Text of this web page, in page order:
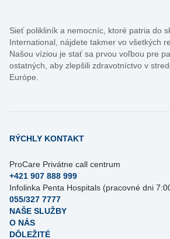
Sieť polikliník a nemocníc, ktoré patria do
International, nájdete takmer vo všetkých
Našou víziou je stať sa prvou voľbou pre
ostatných, aby zlepšili zdravotníctvo v
Európe.
RÝCHLY KONTAKT
ProCare Privátne call centrum
+421 907 888 999
Infolinka Penta Hospitals (pracovné dni
055/327 7777
NAŠE SLUŽBY
O NÁS
DÔLEŽITÉ